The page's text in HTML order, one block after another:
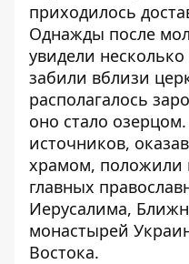
приходилось
Однажды после
увидели
забили вблизи
располагалось
оно стало
источников,
храмом, положили
главных
Иерусалима,
монастырей
Востока.